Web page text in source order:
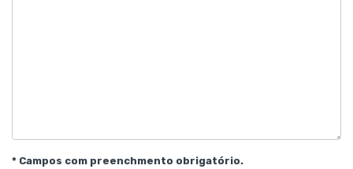
* Campos com preenchmento obrigatório.